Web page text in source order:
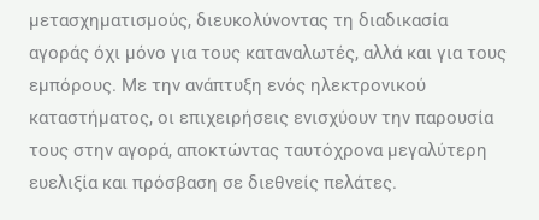
μετασχηματισμούς, διευκολύνοντας τη διαδικασία
αγοράς όχι μόνο για τους καταναλωτές, αλλά και για τους
εμπόρους. Με την ανάπτυξη ενός ηλεκτρονικού
καταστήματος, οι επιχειρήσεις ενισχύουν την παρουσία
τους στην αγορά, αποκτώντας ταυτόχρονα μεγαλύτερη
ευελιξία και πρόσβαση σε διεθνείς πελάτες.